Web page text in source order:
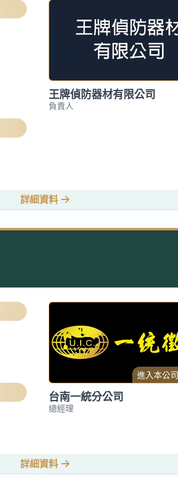
王牌偵防器材有限公司
負責人
詳細資料
進入本公
台南一統分公司
總經理
詳細資料